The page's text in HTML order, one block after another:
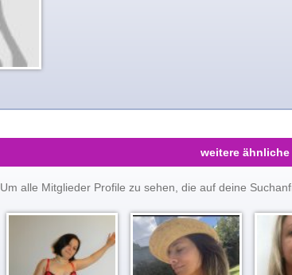
weitere
Um alle Mitglieder Profile zu sehen, die auf deine